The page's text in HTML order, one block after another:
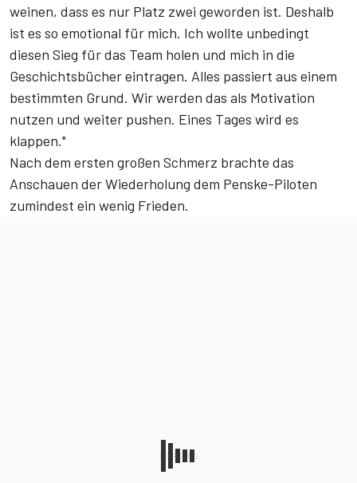
weinen, dass es nur Platz zwei geworden ist. Deshalb
ist es so emotional für mich. Ich wollte unbedingt
diesen Sieg für das Team holen und mich in die
Geschichtsbücher eintragen. Alles passiert aus einem
bestimmten Grund. Wir werden das als Motivation
nutzen und weiter pushen. Eines Tages wird es
klappen."
Nach dem ersten großen Schmerz brachte das
Anschauen der Wiederholung dem Penske-Piloten
zumindest ein wenig Frieden.